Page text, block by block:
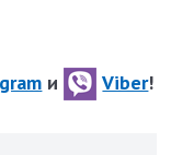
и Viber!